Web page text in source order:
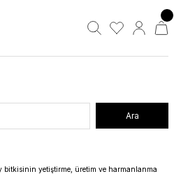
bitkisinin yetiştirme, üretim ve harmanlanma